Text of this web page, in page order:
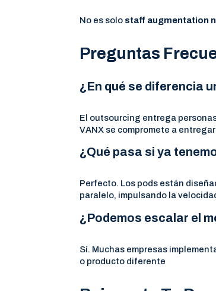
No es solo staff augmentation
Preguntas
¿En qué se diferencia
El outsourcing entrega
VANX se compromete a
¿Qué pasa si ya
Perfecto. Los pods están
paralelo, impulsando la
¿Podemos escalar el
Sí. Muchas empresas
o producto diferente